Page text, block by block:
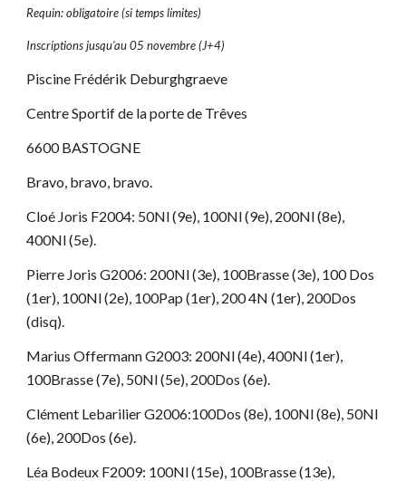
Requin: obligatoire (si temps limites)
Inscriptions jusqu'au 05 novembre (J+4)
Piscine Frédérik Deburghgraeve
Centre Sportif de la porte de Trêves
6600 BASTOGNE
Bravo, bravo, bravo.
Cloé Joris F2004: 50Nl (9e), 100Nl (9e), 200Nl (8e),
400Nl (5e).
Pierre Joris G2006: 200Nl (3e), 100Brasse (3e), 100 Dos
(1er), 100Nl (2e), 100Pap (1er), 200 4N (1er), 200Dos
(disq).
Marius Offermann G2003: 200Nl (4e), 400Nl (1er),
100Brasse (7e), 50Nl (5e), 200Dos (6e).
Clément Lebarilier G2006:100Dos (8e), 100Nl (8e), 50Nl
(6e), 200Dos (6e).
Léa Bodeux F2009: 100Nl (15e), 100Brasse (13e),